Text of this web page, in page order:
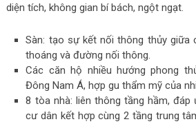
diện tích, không gian bí bách, ngột ngạt.
Sàn: tạo sự kết nối thông thủy giữa
thoáng và đường nối thông.
Các căn hộ nhiều hướng phong
Đông Nam Á, hợp gu thẩm mỹ của
8 tòa nhà: liên thông tầng hầm, đáp
cư dân kết hợp cùng 2 tầng trung